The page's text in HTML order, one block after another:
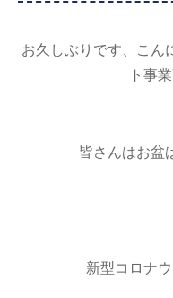
お久しぶりです、こん
ト事
皆さんはお盆
新型コロナ